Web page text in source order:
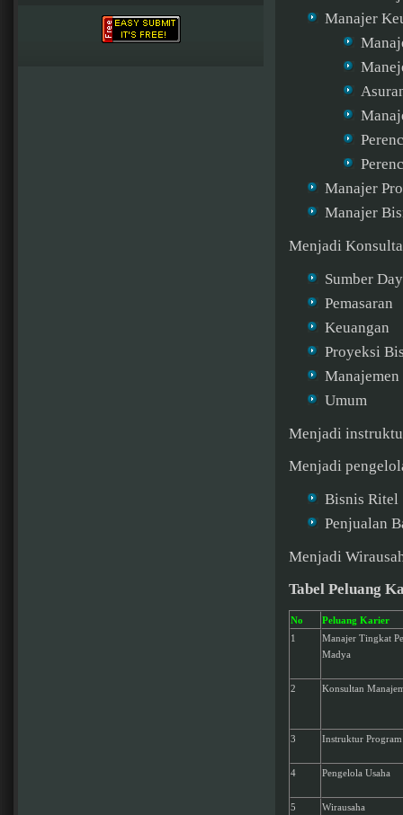
Manajer
Manajer
Manajer
Menjadi
Sumber
Pemasaran
Keuangan
Proyeksi
Umum
Menjadi
Menjadi
Bisnis Ritel
Penjualan
Menjadi
Tabel Peluang
No
Peluang Karier
1
Manajer Tingkat
Madya
2 Konsultan
3 Instruktur Program
4 Pengelola Usaha
5 Wirausaha